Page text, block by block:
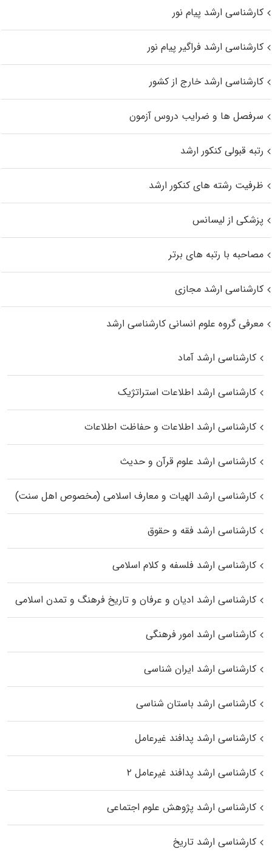
کارشناسی ارشد پیام نور
کارشناسی ارشد فراگیر پیام نور
کارشناسی ارشد خارج از کشور
سرفصل ها و ضرایب دروس آزمون
رتبه قبولی کنکور ارشد
ظرفیت رشته های کنکور ارشد
پزشکی از لیسانس
مصاحبه با رتبه های برتر
کارشناسی ارشد مجازی
معرفی گروه علوم انسانی کارشناسی ارشد
کارشناسی ارشد آماد
کارشناسی ارشد اطلاعات استراتژیک
کارشناسی ارشد اطلاعات و حفاظت اطلاعات
کارشناسی ارشد علوم قرآن و حدیث
کارشناسی ارشد الهیات و معارف اسلامی (مخصوص اهل سنت)
کارشناسی ارشد فقه و حقوق
کارشناسی ارشد فلسفه و کلام اسلامی
کارشناسی ارشد ادیان و عرفان و تاریخ فرهنگ و تمدن اسلامی
کارشناسی ارشد امور فرهنگی
کارشناسی ارشد ایران شناسی
کارشناسی ارشد باستان شناسی
کارشناسی ارشد پدافند غیرعامل
کارشناسی ارشد پدافند غیرعامل ۲
کارشناسی ارشد پژوهش علوم اجتماعی
کارشناسی ارشد تاریخ